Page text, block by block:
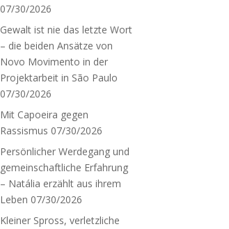
07/30/2026
Gewalt ist nie das letzte Wort
– die beiden Ansätze von
Novo Movimento in der
Projektarbeit in São Paulo
07/30/2026
Mit Capoeira gegen
Rassismus 07/30/2026
Persönlicher Werdegang und
gemeinschaftliche Erfahrung
– Natália erzählt aus ihrem
Leben 07/30/2026
Kleiner Spross, verletzliche